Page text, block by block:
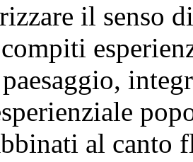
il senso
al canto